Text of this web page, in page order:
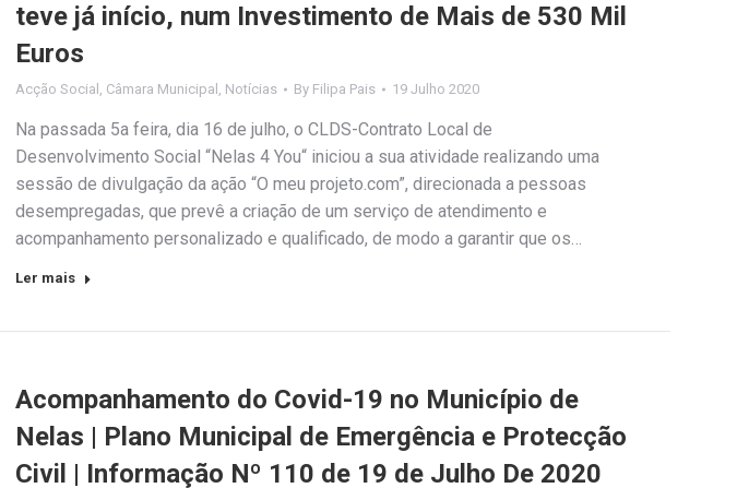
teve já início, num Investimento de Mais de 530 Mil
Euros
Acção Social , Câmara Municipal , Notícias By Filipa Pais 19 Julho 2020
Na passada 5a feira, dia 16 de julho, o CLDS-Contrato Local de
Desenvolvimento Social “Nelas 4 You“ iniciou a sua atividade realizando uma
sessão de divulgação da ação “O meu projeto.com”, direcionada a pessoas
desempregadas, que prevê a criação de um serviço de atendimento e
acompanhamento personalizado e qualificado, de modo a garantir que os…
Ler mais
Acompanhamento do Covid-19 no Município de
Nelas | Plano Municipal de Emergência e Protecção
Civil | Informação Nº 110 de 19 de Julho De 2020